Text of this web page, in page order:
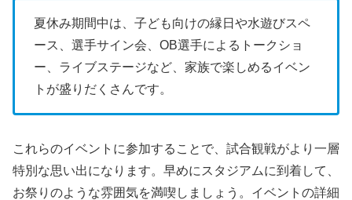
夏休み期間中は、子ども向けの縁日や水遊びスペ
ース、選手サイン会、OB選手によるトークショ
ー、ライブステージなど、家族で楽しめるイベン
トが盛りだくさんです。
これらのイベントに参加することで、試合観戦がより一層
特別な思い出になります。早めにスタジアムに到着して、
お祭りのような雰囲気を満喫しましょう。イベントの詳細